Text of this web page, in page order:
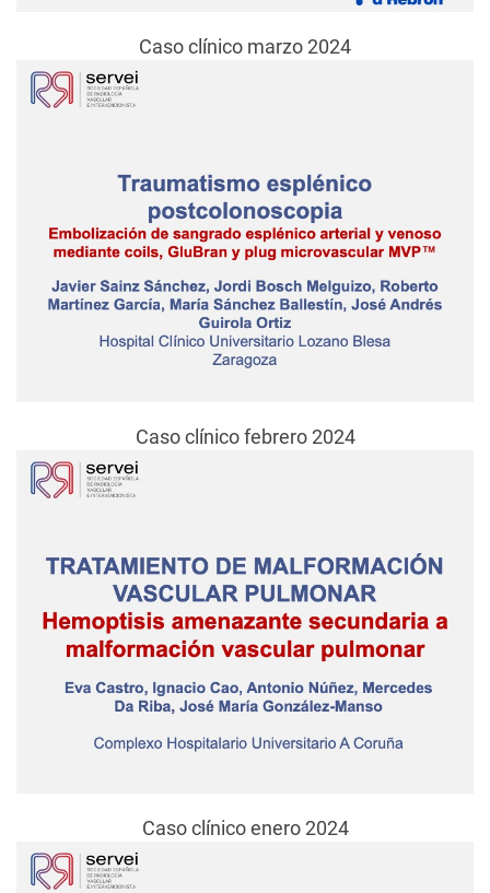
Caso clínico marzo 2024
Caso clínico febrero 2024
Caso clínico enero 2024